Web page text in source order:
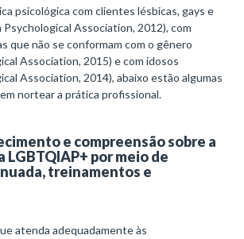
psicológica com clientes lésbicas, gays e
Association, 2012), com
que não se conformam com o gênero
Association, 2015) e com idosos
Association, 2014), abaixo estão algumas
nortear a prática profissional.
e compreensão sobre a
LGBTQIAP+ por meio de
treinamentos e
atenda adequadamente às